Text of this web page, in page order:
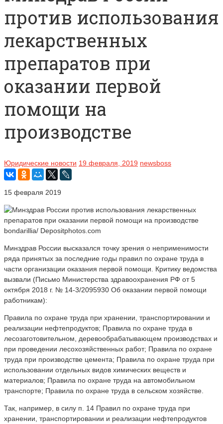
против использования
лекарственных
препаратов при
оказании первой
помощи на
производстве
Юридические новости 19 февраля, 2019 newsboss
15 февраля 2019
bondarillia/ Depositphotos.com
Минздрав России высказался точку зрения о неприменимости
ряда принятых за последние годы правил по охране труда в
части организации оказания первой помощи. Критику ведомства
вызвали (Письмо Министерства здравоохранения РФ от 5
октября 2018 г. № 14-3/2095930 Об оказании первой помощи
работникам):
Правила по охране труда при хранении, транспортировании и
реализации нефтепродуктов; Правила по охране труда в
лесозаготовительном, деревообрабатывающем производствах и
при проведении лесохозяйственных работ; Правила по охране
труда при производстве цемента; Правила по охране труда при
использовании отдельных видов химических веществ и
материалов; Правила по охране труда на автомобильном
транспорте; Правила по охране труда в сельском хозяйстве.
Так, например, в силу п. 14 Правил по охране труда при
хранении, транспортировании и реализации нефтепродуктов